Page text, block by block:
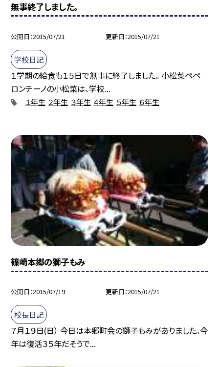
無事終了しました。
公開日 2015/07/21 更新日 2015/07/21
学校日記
１学期の給食も１５日で無事に終了しました。 小松菜ペペ
ロンチーノの小松菜は、学校...
１年生 ２年生 ３年生 ４年生 ５年生 ６年生
篠崎本郷の獅子もみ
公開日 2015/07/19 更新日 2015/07/21
校長日記
７月１９日(日） 今日は本郷町会の獅子もみがありました。今
年は復活３５年だそうで...